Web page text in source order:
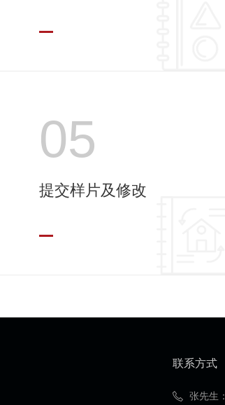
05
提交样片及修改
联系方式
张先生：